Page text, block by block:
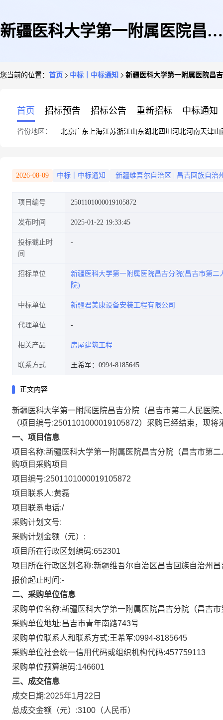
新疆医科大学第一附属医院昌吉
程的服务市场采购项目成交公告
您当前的位置： 首页 中标｜中标通知 新疆医科大学第一附属医院昌
首页 招标预告 招标公告 重新招标 中标通知
省份地区： 北京广东 上海江苏浙江山东湖北四川 河北河南天津山
2026-08-09 中标｜中标通知 新疆维吾尔自治区 昌吉回族自治
项目编号 2501101000019105872
发布时间 2025-01-22 19:33:45
投标截止时
间
招标单位
新疆医科大学第一附属医院昌吉分院(昌吉市第二
院)
中标单位 新疆君美康设备安装工程有限公司
代理单位
相关产品 房屋建筑工程
联系方式 王希军：0994-8185645
正文内容
新疆医科大学第一附属医院昌吉分院（昌吉市第二人民医
（项目编号:2501101000019105872）采购已经结束，现将
一、项目信息
项目名称:新疆医科大学第一附属医院昌吉分院（昌吉市第
购项目 采购项目
项目编号:2501101000019105872
项目联系人:黄磊
项目联系电话:/
采购计划文号:
采购计划金额（元）:
项目所在行政区划编码:652301
项目所在行政区划名称:新疆维吾尔自治区昌吉回族自治州昌
报价起止时间:-
二、采购单位信息
采购单位名称:新疆医科大学第一附属医院昌吉分院（昌吉
采购单位地址:昌吉市青年南路743号
采购单位联系人和联系方式:王希军:0994-8185645
采购单位社会统一信用代码或组织机构代码:457759113
采购单位预算编码:146601
三、成交信息
成交日期:2025年1月22日
总成交金额（元）:3100 （人民币）